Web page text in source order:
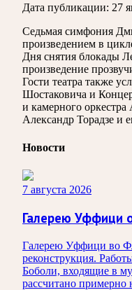
Дата публикации: 27
Седьмая симфония
произведением в
Дня снятия блокады
произведение
Гости театра также
Шостаковича и
и камерного
Александр Торадзе и
Новости
7 августа 2026
Галерею Уффици
Галерею Уффици во
реконструкция.
Боболи, входящие в
рассчитано примерно